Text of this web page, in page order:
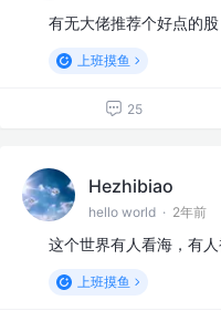
有无大佬推荐个好点的股
上班摸鱼
25
Hezhibiao
hello world · 2年前
这个世界有人看海，有
上班摸鱼